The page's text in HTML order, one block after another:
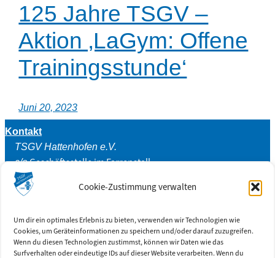
Cookie-Zustimmung verwalten
Um dir ein optimales Erlebnis zu bieten, verwenden wir Technologien wie
Cookies, um Geräteinformationen zu speichern und/oder darauf zuzugreifen.
Wenn du diesen Technologien zustimmst, können wir Daten wie das
Surfverhalten oder eindeutige IDs auf dieser Website verarbeiten. Wenn du
125 Jahre TSGV –
Aktion ‚LaGym: Offene
Trainingsstunde‘
Juni 20, 2023
Kontakt
TSGV Hattenhofen e.V.
c/oGeschäftsstelle im Farrenstall
Ringstr. 3
73110 Hattenhofen
Social Media
(Externe Links)